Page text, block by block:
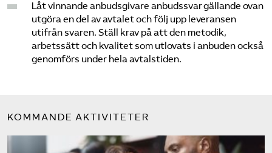
Sök på sakerhetsforetagen.se
Låt vinnande anbudsgivare anbudssvar gällande ovan
utgöra en del av avtalet och följ upp leveransen
utifrån svaren. Ställ krav på att den metodik,
arbetssätt och kvalitet som utlovats i anbuden också
genomförs under hela avtalstiden.
KOMMANDE AKTIVITETER